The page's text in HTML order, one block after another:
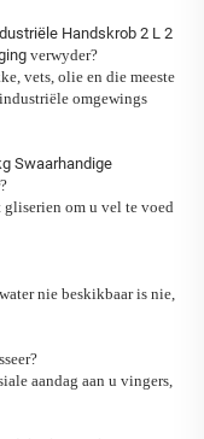
Handskrob 2 L 2
verwyder?
vets, olie en die meeste
omgewings
Swaarhandige
gliserien om u vel te voed
nie beskikbaar is nie,
aandag aan u vingers,